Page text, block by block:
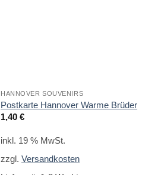
HANNOVER SOUVENIRS
Postkarte Hannover Warme Brüder
1,40€
inkl. 19 % MwSt.
zzgl.Versandkosten